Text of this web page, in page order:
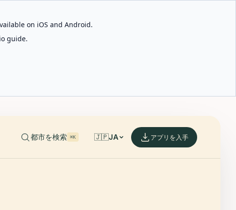
on iOS and Android.
guide.
都市を検索 ⌘K 🇯🇵JA アプリを入手